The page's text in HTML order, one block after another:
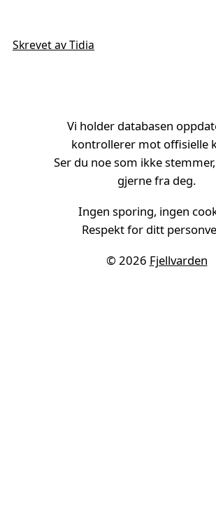
Skrevet av Tidia
Vi holder databasen
kontrollerer mot offisielle
Ser du noe som ikke
gjerne fra deg.
Ingen sporing, ingen
Respekt for ditt
© 2026 Fjellvarden